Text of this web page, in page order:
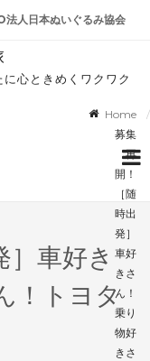
法人日本ぬいぐるみ協会
心ときめくワクワク
］車好き
！トヨタ
Home
募集
再
開！
［随
時出
発］
車好
きさ
ん！
乗り
物好
きさ